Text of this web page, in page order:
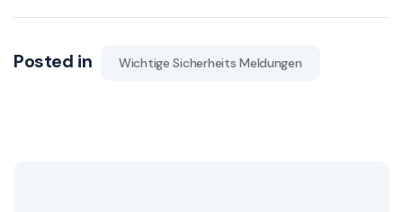
Posted in Wichtige Sicherheits Meldungen